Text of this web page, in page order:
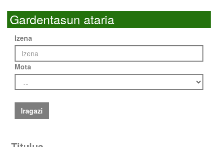
Gardentasun ataria
Izena
Mota
Iragazi